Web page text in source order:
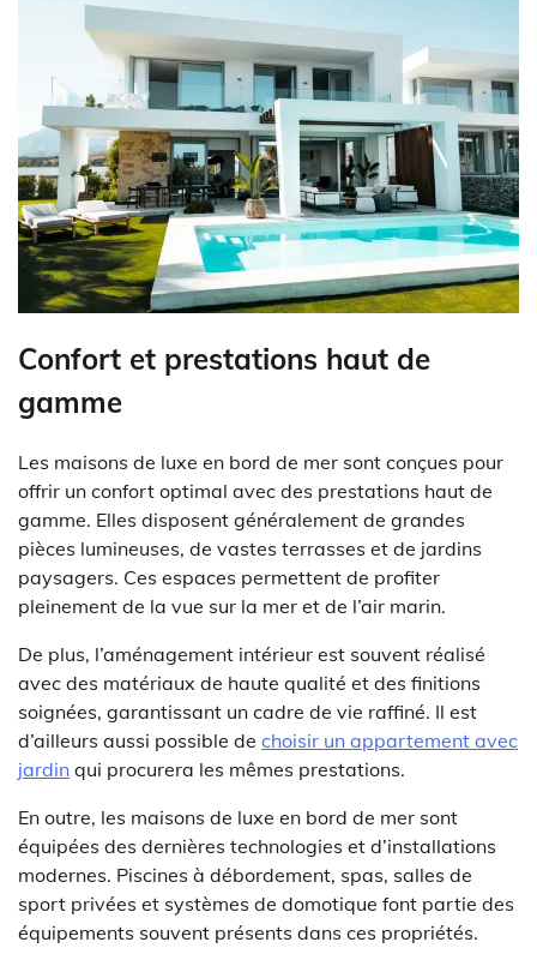
Confort et prestations haut de
gamme
Les maisons de luxe en bord de mer sont conçues pour
offrir un confort optimal avec des prestations haut de
gamme. Elles disposent généralement de grandes
pièces lumineuses, de vastes terrasses et de jardins
paysagers. Ces espaces permettent de profiter
pleinement de la vue sur la mer et de l’air marin.
De plus, l’aménagement intérieur est souvent réalisé
avec des matériaux de haute qualité et des finitions
soignées, garantissant un cadre de vie raffiné. Il est
d’ailleurs aussi possible de choisir un appartement avec
jardin qui procurera les mêmes prestations.
En outre, les maisons de luxe en bord de mer sont
équipées des dernières technologies et d’installations
modernes. Piscines à débordement, spas, salles de
sport privées et systèmes de domotique font partie des
équipements souvent présents dans ces propriétés.